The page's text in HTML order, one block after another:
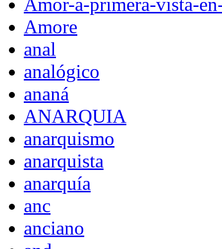
Amor-a-primera-vista-
Amore
anal
analógico
ananá
ANARQUIA
anarquismo
anarquista
anarquía
anc
anciano